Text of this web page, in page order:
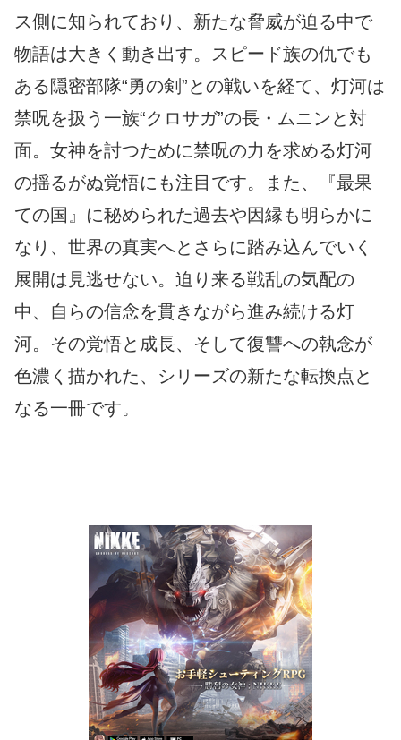
ス側に知られており、新たな脅威が迫る中で
物語は大きく動き出す。スピード族の仇でも
ある隠密部隊“勇の剣”との戦いを経て、灯河は
禁呪を扱う一族“クロサガ”の長・ムニンと対
面。女神を討つために禁呪の力を求める灯河
の揺るがぬ覚悟にも注目です。また、『最果
ての国』に秘められた過去や因縁も明らかに
なり、世界の真実へとさらに踏み込んでいく
展開は見逃せない。迫り来る戦乱の気配の
中、自らの信念を貫きながら進み続ける灯
河。その覚悟と成長、そして復讐への執念が
色濃く描かれた、シリーズの新たな転換点と
なる一冊です。